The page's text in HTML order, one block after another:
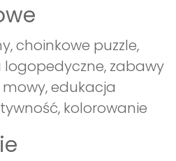
choinkowe puzzle,
logopedyczne, zabawy
edukacja
kolorowanie